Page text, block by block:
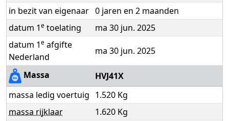
in bezit van eigenaar 0 jaren en 2 maanden
datum 1e toelating
ma 30 jun. 2025
datum 1e afgifte
Nederland
ma 30 jun. 2025
Massa
HVJ41X
massa ledig voertuig 1.520 Kg
massa rijklaar
1.620 Kg